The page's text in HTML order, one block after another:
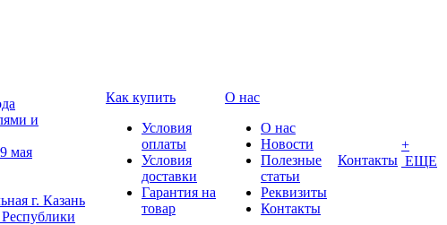
и
мая
г. Казань
Как купить
Условия
оплаты
Условия
доставки
Гарантия на
товар
О нас
О нас
Новости
Полезные
статьи
Реквизиты
Контакты
Контакты
+
ЕЩЕ